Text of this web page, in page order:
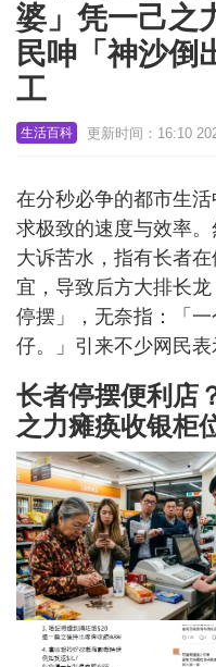
婆」凭一己之
民呻「神沙倒
工
生活百科 更新时间：16:10
在分秒必争的都市生
求极致的速度与效率
大诉苦水，指有长者
宜，导致后方大排长
停摆」，无奈指：「
仔。」引来不少网民表
长者停摆便利店
之力瘫痪收银柜